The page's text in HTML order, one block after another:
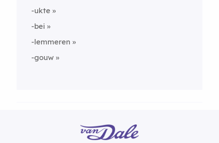
-ukte
-bei
-lemmeren
-gouw